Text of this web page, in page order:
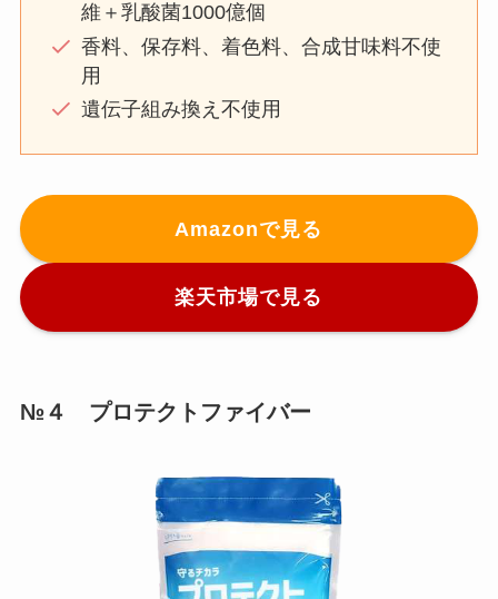
維＋乳酸菌1000億個
香料、保存料、着色料、合成甘味料不使
用
遺伝子組み換え不使用
Amazonで見る
楽天市場で見る
№４ プロテクトファイバー